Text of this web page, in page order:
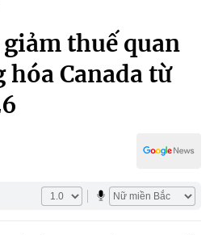
thuế quan
Canada từ